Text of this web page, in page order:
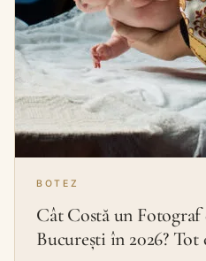
BOTEZ
Cât Costă un
București în 2026? Tot